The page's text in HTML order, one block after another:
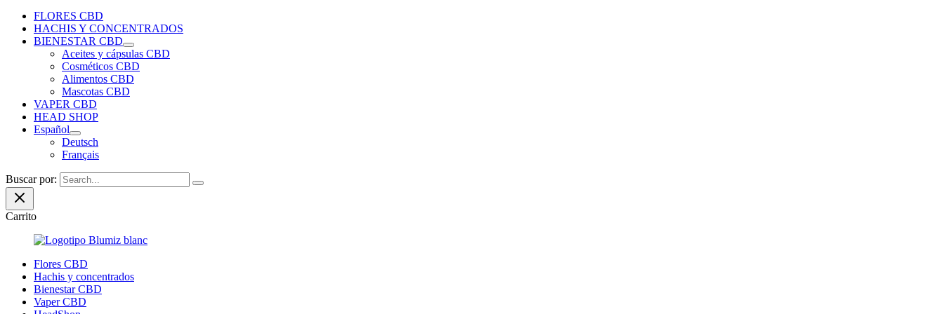
FLORES CBD
HACHIS Y CONCENTRADOS
BIENESTAR CBD
Aceites y cápsulas CBD
Cosméticos CBD
Alimentos CBD
Mascotas CBD
VAPER CBD
HEAD SHOP
Español
Deutsch
Français
Buscar por:
Carrito
Flores CBD
Hachis y concentrados
Bienestar CBD
Vaper CBD